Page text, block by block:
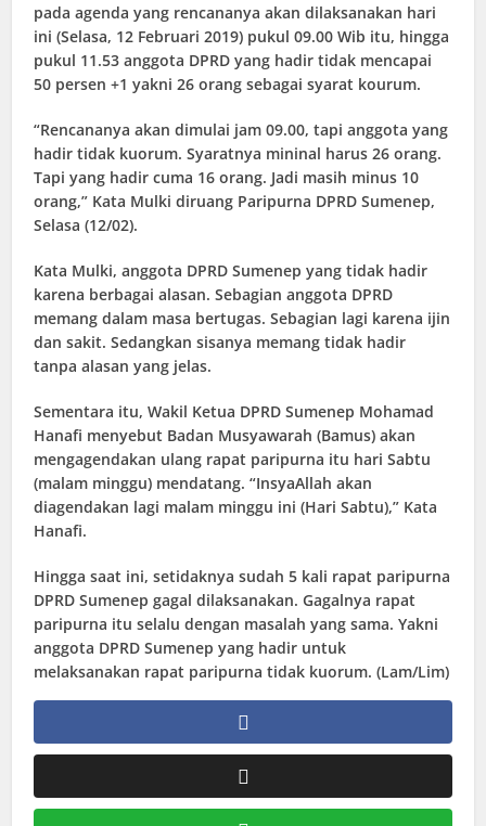
pada agenda yang rencananya akan dilaksanakan hari
ini (Selasa, 12 Februari 2019) pukul 09.00 Wib itu, hingga
pukul 11.53 anggota DPRD yang hadir tidak mencapai
50 persen +1 yakni 26 orang sebagai syarat kourum.
“Rencananya akan dimulai jam 09.00, tapi anggota yang
hadir tidak kuorum. Syaratnya mininal harus 26 orang.
Tapi yang hadir cuma 16 orang. Jadi masih minus 10
orang,” Kata Mulki diruang Paripurna DPRD Sumenep,
Selasa (12/02).
Kata Mulki, anggota DPRD Sumenep yang tidak hadir
karena berbagai alasan. Sebagian anggota DPRD
memang dalam masa bertugas. Sebagian lagi karena ijin
dan sakit. Sedangkan sisanya memang tidak hadir
tanpa alasan yang jelas.
Sementara itu, Wakil Ketua DPRD Sumenep Mohamad
Hanafi menyebut Badan Musyawarah (Bamus) akan
mengagendakan ulang rapat paripurna itu hari Sabtu
(malam minggu) mendatang. “InsyaAllah akan
diagendakan lagi malam minggu ini (Hari Sabtu),” Kata
Hanafi.
Hingga saat ini, setidaknya sudah 5 kali rapat paripurna
DPRD Sumenep gagal dilaksanakan. Gagalnya rapat
paripurna itu selalu dengan masalah yang sama. Yakni
anggota DPRD Sumenep yang hadir untuk
melaksanakan rapat paripurna tidak kuorum. (Lam/Lim)